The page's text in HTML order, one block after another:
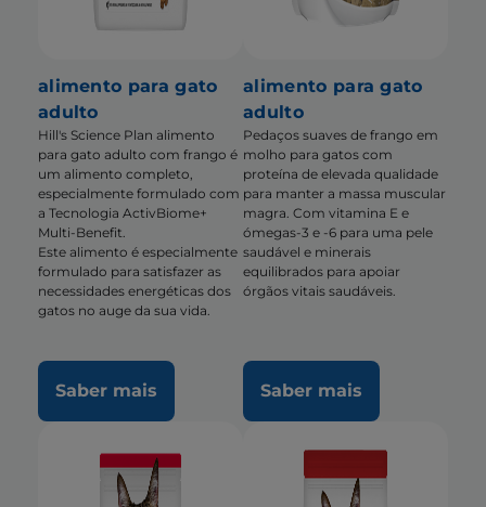
alimento para gato
adulto
Hill's Science Plan alimento
para gato adulto com frango é
um alimento completo,
especialmente formulado com
a Tecnologia ActivBiome+
Multi-Benefit.
Este alimento é especialmente
formulado para satisfazer as
necessidades energéticas dos
gatos no auge da sua vida.
Saber mais
alimento para gato
adulto
Pedaços suaves de frango em
molho para gatos com
proteína de elevada qualidade
para manter a massa muscular
magra. Com vitamina E e
ómegas-3 e -6 para uma pele
saudável e minerais
equilibrados para apoiar
órgãos vitais saudáveis.
Saber mais